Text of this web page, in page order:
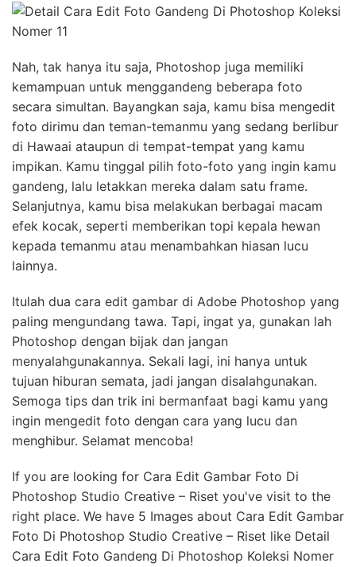
Nah, tak hanya itu saja, Photoshop juga memiliki
kemampuan untuk menggandeng beberapa foto
secara simultan. Bayangkan saja, kamu bisa mengedit
foto dirimu dan teman-temanmu yang sedang berlibur
di Hawaai ataupun di tempat-tempat yang kamu
impikan. Kamu tinggal pilih foto-foto yang ingin kamu
gandeng, lalu letakkan mereka dalam satu frame.
Selanjutnya, kamu bisa melakukan berbagai macam
efek kocak, seperti memberikan topi kepala hewan
kepada temanmu atau menambahkan hiasan lucu
lainnya.
Itulah dua cara edit gambar di Adobe Photoshop yang
paling mengundang tawa. Tapi, ingat ya, gunakan lah
Photoshop dengan bijak dan jangan
menyalahgunakannya. Sekali lagi, ini hanya untuk
tujuan hiburan semata, jadi jangan disalahgunakan.
Semoga tips dan trik ini bermanfaat bagi kamu yang
ingin mengedit foto dengan cara yang lucu dan
menghibur. Selamat mencoba!
If you are looking for Cara Edit Gambar Foto Di
Photoshop Studio Creative – Riset you've visit to the
right place. We have 5 Images about Cara Edit Gambar
Foto Di Photoshop Studio Creative – Riset like Detail
Cara Edit Foto Gandeng Di Photoshop Koleksi Nomer